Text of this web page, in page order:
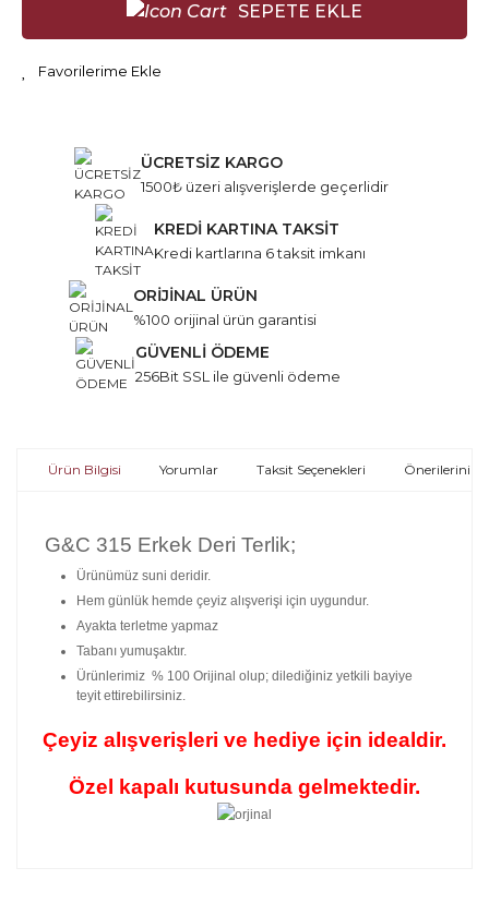
SEPETE EKLE
ÜCRETSİZ KARGO
1500₺ üzeri alışverişlerde geçerlidir
KREDİ KARTINA TAKSİT
Kredi kartlarına 6 taksit imkanı
ORİJİNAL ÜRÜN
%100 orijinal ürün garantisi
GÜVENLİ ÖDEME
256Bit SSL ile güvenli ödeme
Ürün Bilgisi Yorumlar Taksit Seçenekleri Önerileriniz
G&C 315 Erkek Deri Terlik;
Ürünümüz suni deridir.
Hem günlük hemde çeyiz alışverişi için uygundur.
Ayakta terletme yapmaz
Tabanı yumuşaktır.
Ürünlerimiz % 100 Orijinal olup; dilediğiniz yetkili bayiye
teyit ettirebilirsiniz.
Çeyiz alışverişleri ve hediye için idealdir.
Özel kapalı kutusunda gelmektedir.